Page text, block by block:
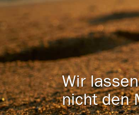
Wir
nicht den